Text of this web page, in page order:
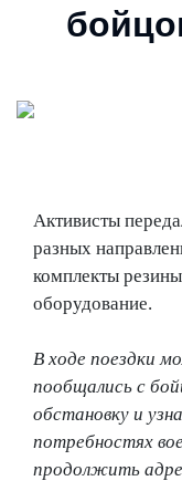
Активисты
разных
комплекты
оборудование.
В ходе поездки
пообщались с
обстановку и
потребностях
продолжить